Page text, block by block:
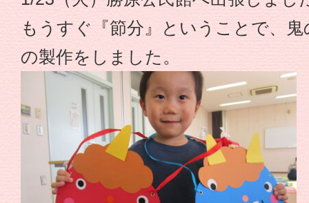
あ
そ
ぼ
う
～
もうすぐ『節分』ということで、
の製作をしました。